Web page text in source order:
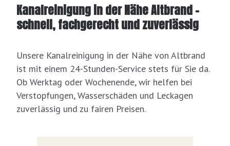
Kanalreinigung in der Nähe Altbrand –
schnell, fachgerecht und zuverlässig
Unsere Kanalreinigung in der Nähe von Altbrand
ist mit einem 24-Stunden-Service stets für Sie da.
Ob Werktag oder Wochenende, wir helfen bei
Verstopfungen, Wasserschäden und Leckagen
zuverlässig und zu fairen Preisen.